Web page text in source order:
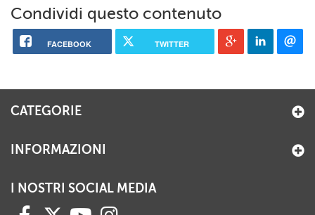
Condividi questo contenuto
FACEBOOK TWITTER
CATEGORIE
INFORMAZIONI
I NOSTRI SOCIAL MEDIA